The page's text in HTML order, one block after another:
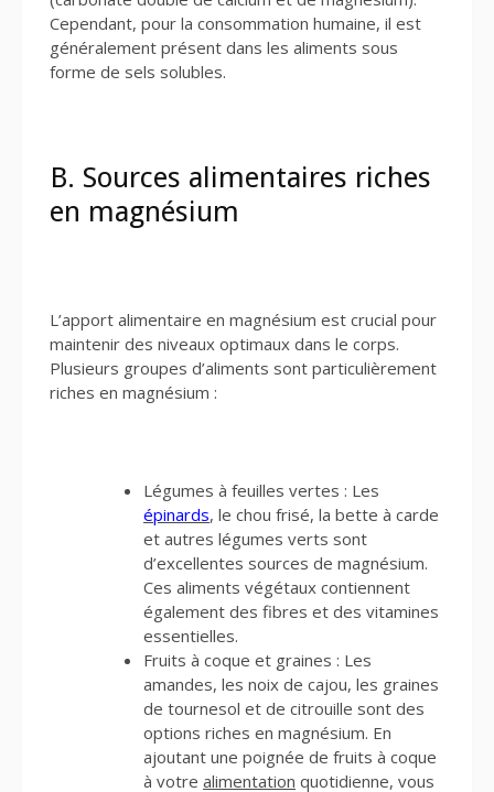
Cependant, pour la consommation humaine, il est
généralement présent dans les aliments sous
forme de sels solubles.
B. Sources alimentaires riches
en magnésium
L’apport alimentaire en magnésium est crucial pour
maintenir des niveaux optimaux dans le corps.
Plusieurs groupes d’aliments sont particulièrement
riches en magnésium :
Légumes à feuilles vertes : Les
épinards, le chou frisé, la bette à carde
et autres légumes verts sont
d’excellentes sources de magnésium.
Ces aliments végétaux contiennent
également des fibres et des vitamines
essentielles.
Fruits à coque et graines : Les
amandes, les noix de cajou, les graines
de tournesol et de citrouille sont des
options riches en magnésium. En
ajoutant une poignée de fruits à coque
à votre alimentation quotidienne, vous